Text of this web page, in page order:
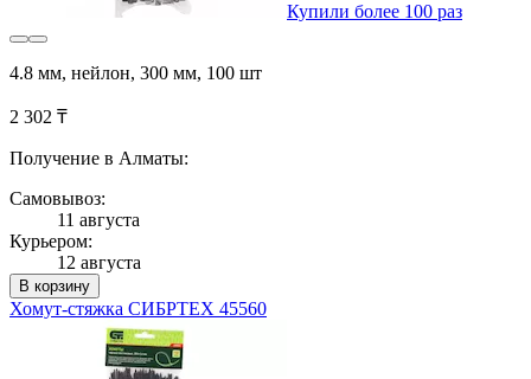
Купили более 100 раз
4.8 мм, нейлон, 300 мм, 100 шт
2 302 ₸
Получение в Алматы:
Самовывоз:
11 августа
Курьером:
12 августа
В корзину
Хомут-стяжка СИБРТЕХ 45560